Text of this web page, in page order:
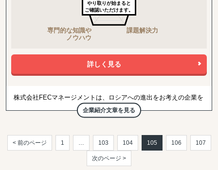
やり取りが始まると
ご確認いただけます。
詳しく見る
企業紹介文章を見る
株式会社FECマネージメントは、ロシアへの進出をお考えの企業を
サポートする“ビジネスコーディネーター”として下記のサービスを
ーロシアビザの手配
ーロシア企業の調査、契約書の確認、貿易実務のお手伝い
ー契約書やパンフレットの翻訳
< 前のページ 1 103 104 105 106 107
次のページ >